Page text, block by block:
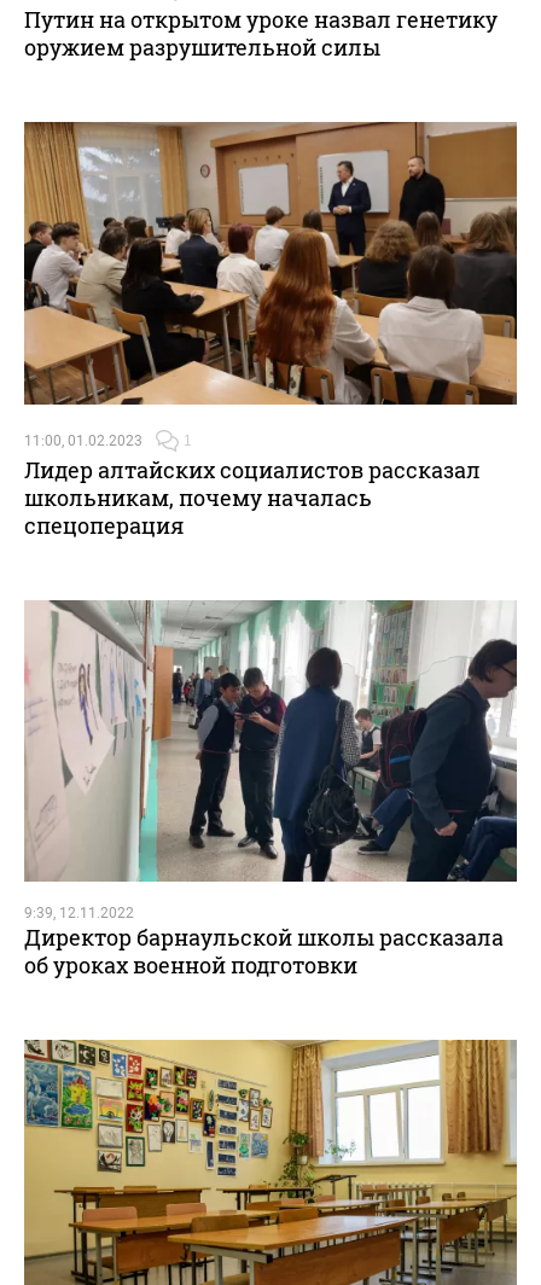
Путин на открытом уроке назвал генетику
оружием разрушительной силы
11:00, 01.02.2023 1
Лидер алтайских социалистов рассказал
школьникам, почему началась
спецоперация
9:39, 12.11.2022
Директор барнаульской школы рассказала
об уроках военной подготовки